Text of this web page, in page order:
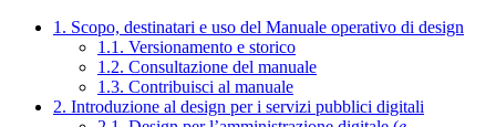
1. Scopo, destinatari e uso del Manuale operativo di design
1.1. Versionamento e storico
1.2. Consultazione del manuale
1.3. Contribuisci al manuale
2. Introduzione al design per i servizi pubblici digitali